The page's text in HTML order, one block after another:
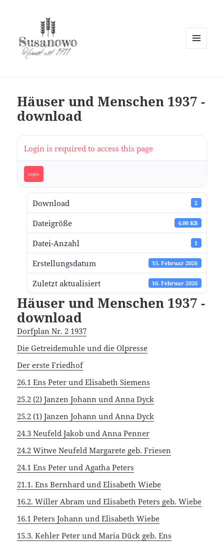
Häuser und Menschen 1937 -
download
Login is required to access this page
Login
Download 2
Dateigröße 4.00 KB
Datei-Anzahl 1
Erstellungsdatum 15. Februar 2026
Zuletzt aktualisiert 16. Februar 2026
Häuser und Menschen 1937 -
download
Dorfplan Nr. 2 1937
Die Getreidemuhle und die Olpresse
Der erste Friedhof
26.1 Ens Peter und Elisabeth Siemens
25.2 (2) Janzen Johann und Anna Dyck
25.2 (1) Janzen Johann und Anna Dyck
24.3 Neufeld Jakob und Anna Penner
24.2 Witwe Neufeld Margarete geb. Friesen
24.1 Ens Peter und Agatha Peters
21.1. Ens Bernhard und Elisabeth Wiebe
16.2. Willer Abram und Elisabeth Peters geb. Wiebe
16.1 Peters Johann und Elisabeth Wiebe
15.3. Kehler Peter und Maria Dück geb. Ens